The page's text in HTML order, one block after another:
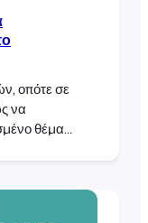
οπότε σε
να
θέμα
το